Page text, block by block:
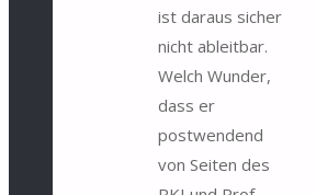
ist daraus sicher
nicht ableitbar.
Welch Wunder,
dass er
postwendend
von Seiten des